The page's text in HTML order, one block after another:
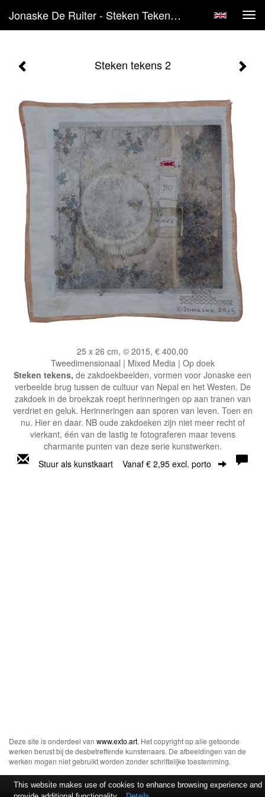
Jonaske De Ruiter - Steken Tekens 2
Steken tekens 2
25 x 26 cm, © 2015, € 400,00
Tweedimensionaal | Mixed Media | Op doek
Steken tekens, de zakdoekbeelden, vormen voor Jonaske een
verbeelde brug tussen de cultuur van Nepal en het Westen. De
zakdoek in de broekzak roept herinneringen op aan tranen van
verdriet en geluk. Herinneringen aan sporen van leven. Toen en
nu. Hier en daar. NB oude zakdoeken zijn niet meer recht of
vierkant, één van de lastig te fotograferen maar tevens
charmante punten van deze serie kunstwerken.
Stuur als kunstkaart Vanaf € 2,95 excl. porto
Deze site is onderdeel van www.exto.art. Het copyright op alle getoonde
werken berust bij de desbetreffende kunstenaars. De afbeeldingen van de
werken mogen niet gebruikt worden zonder schriftelijke toestemming.
This website makes use of cookies to enhance browsing experience and